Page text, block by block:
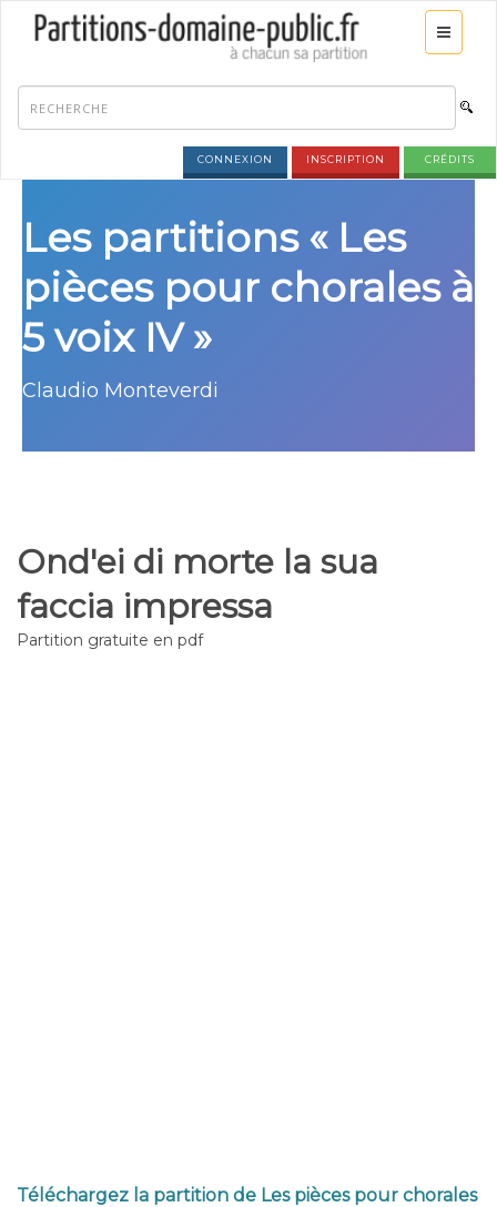
CONNEXION INSCRIPTION CRÉDITS
Les partitions « Les
pièces pour chorales à
5 voix IV »
Claudio Monteverdi
Ond'ei di morte la sua
faccia impressa
Partition gratuite en pdf
Téléchargez la partition de Les pièces pour chorales